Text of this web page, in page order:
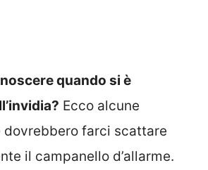
quando si è
Ecco alcune
dovrebbero farci scattare
il campanello d’allarme.